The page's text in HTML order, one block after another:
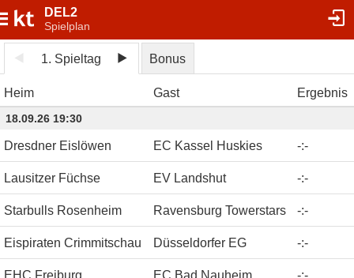
DEL2
Spielplan
1. Spieltag Bonus
Heim Gast Ergebnis
18.09.26 19:30
Dresdner Eislöwen EC Kassel Huskies -:-
Lausitzer Füchse EV Landshut -:-
Starbulls Rosenheim Ravensburg Towerstars -:-
Eispiraten Crimmitschau Düsseldorfer EG -:-